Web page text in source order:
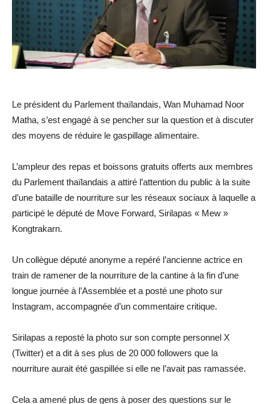
Le président du Parlement thaïlandais, Wan Muhamad Noor
Matha, s’est engagé à se pencher sur la question et à discuter
des moyens de réduire le gaspillage alimentaire.
L’ampleur des repas et boissons gratuits offerts aux membres
du Parlement thaïlandais a attiré l’attention du public à la suite
d’une bataille de nourriture sur les réseaux sociaux à laquelle a
participé le député de Move Forward, Sirilapas « Mew »
Kongtrakarn.
Un collègue député anonyme a repéré l’ancienne actrice en
train de ramener de la nourriture de la cantine à la fin d’une
longue journée à l’Assemblée et a posté une photo sur
Instagram, accompagnée d’un commentaire critique.
Sirilapas a reposté la photo sur son compte personnel X
(Twitter) et a dit à ses plus de 20 000 followers que la
nourriture aurait été gaspillée si elle ne l’avait pas ramassée.
Cela a amené plus de gens à poser des questions sur le